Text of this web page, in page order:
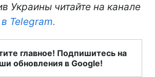
Украины читайте на канале
Telegram.
главное! Подпишитесь на
обновления в Google!